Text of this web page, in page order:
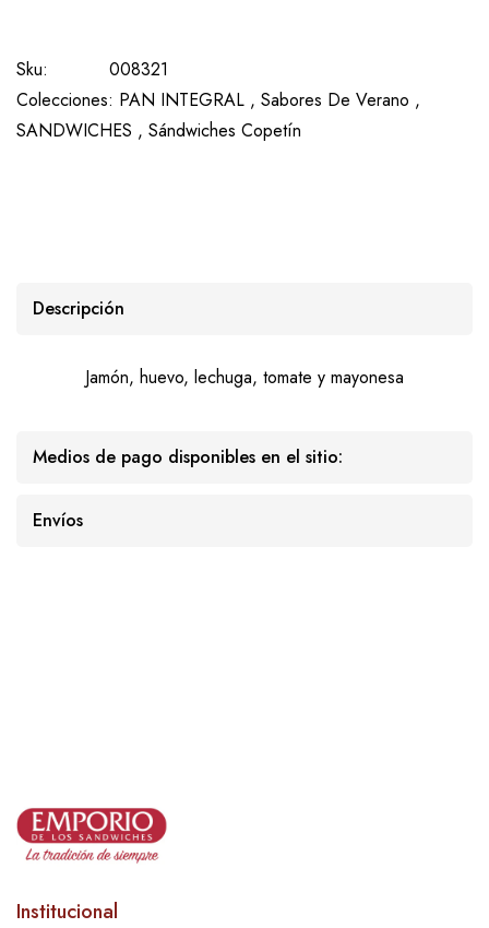
Sku:
008321
Colecciones: PAN INTEGRAL , Sabores De Verano ,
SANDWICHES , Sándwiches Copetín
Descripción
Jamón, huevo, lechuga, tomate y mayonesa
Medios de pago disponibles en el sitio:
Envíos
Institucional